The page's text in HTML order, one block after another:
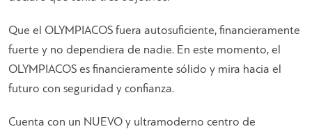
Que el OLYMPIACOS fuera autosuficiente, financieramente
fuerte y no dependiera de nadie. En este momento, el
OLYMPIACOS es financieramente sólido y mira hacia el
futuro con seguridad y confianza.
Cuenta con un NUEVO y ultramoderno centro de